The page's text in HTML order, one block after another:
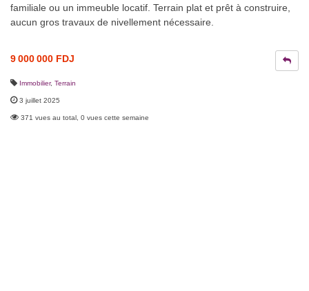
familiale ou un immeuble locatif. Terrain plat et prêt à construire,
aucun gros travaux de nivellement nécessaire.
9 000 000 FDJ
Immobilier, Terrain
3 juillet 2025
371 vues au total, 0 vues cette semaine